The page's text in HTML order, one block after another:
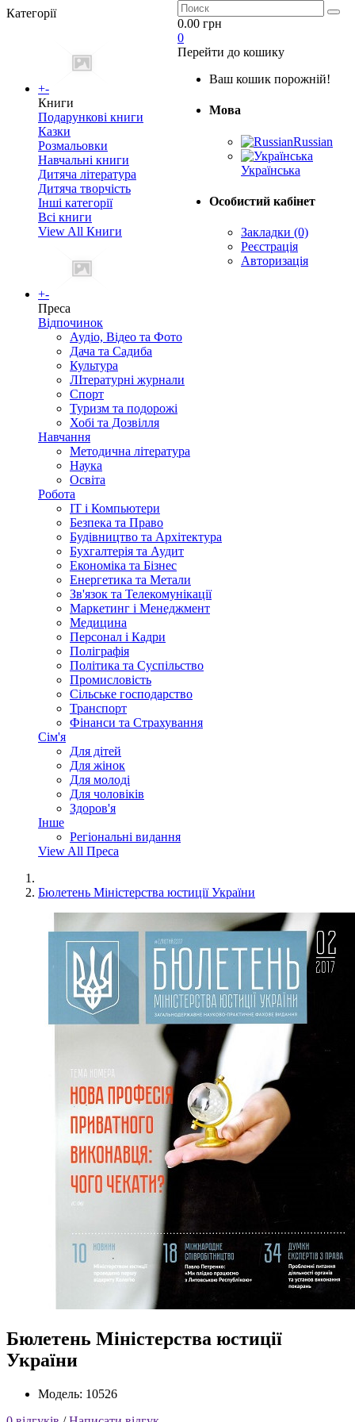
Категорії
+-
Книги
Подарункові книги
Казки
Розмальовки
Навчальні книги
Дитяча література
Дитяча творчість
Інші категорії
Всі книги
View All Книги
+-
Преса
Відпочинок
Аудіо, Відео та Фото
Дача та Садиба
Культура
ЛІтературні журнали
Спорт
Туризм та подорожі
Хобі та Дозвілля
Навчання
Методична література
Наука
Освіта
Робота
IT і Компьютери
Безпека та Право
Будівництво та Архітектура
Бухгалтерія та Аудит
Економіка та Бізнес
Енергетика та Метали
Зв'язок та Телекомунікації
Маркетинг і Менеджмент
Медицина
Персонал і Кадри
Поліграфія
Політика та Суспільство
Промисловість
Сільське господарство
Транспорт
Фінанси та Страхування
Сім'я
Для дітей
Для жінок
Для молоді
Для чоловіків
Здоров'я
Інше
Регіональні видання
View All Преса
0.00 грн
0
Перейти до кошику
Ваш кошик порожній!
Мова
Russian
Українська
Особистий кабінет
Закладки (0)
Реєстрація
Авторизація
Бюлетень Міністерства юстиції України
Бюлетень Міністерства юстиції
України
Модель: 10526